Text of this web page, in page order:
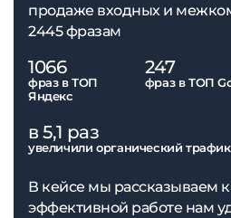
продаже входных и
2445 фразам
1066
фраз в ТОП
Яндекс
247
фраз в ТОП
в 5,1 раз
увеличили органический трафик
В кейсе мы рассказываем
эффективной работе нам